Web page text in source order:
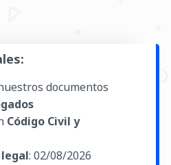
documentos
Código Civil y
: 02/08/2026